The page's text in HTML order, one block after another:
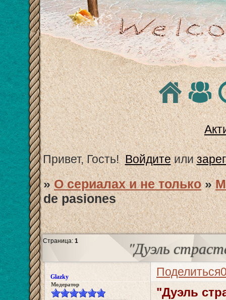
Привет, Гость! Войдитеили
»О сериалах и не только »
de pasiones
"Дуэль
Страница:1
Поделиться
Glazky
Модератор
"Дуэль